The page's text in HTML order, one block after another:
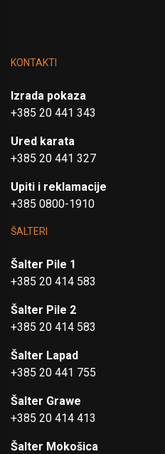
KONTAKTI
Izrada pokaza
+385 20 441 343
Ured karata
+385 20 441 327
Upiti i reklamacije
+385 0800-1910
ŠALTERI
Šalter Pile 1
+385 20 414 583
Šalter Pile 2
+385 20 414 583
Šalter Lapad
+385 20 441 755
Šalter Grawe
+385 20 414 413
Šalter Mokošica